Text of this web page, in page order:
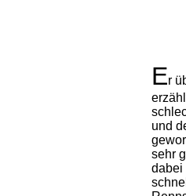
Er
und
sehr
dabei